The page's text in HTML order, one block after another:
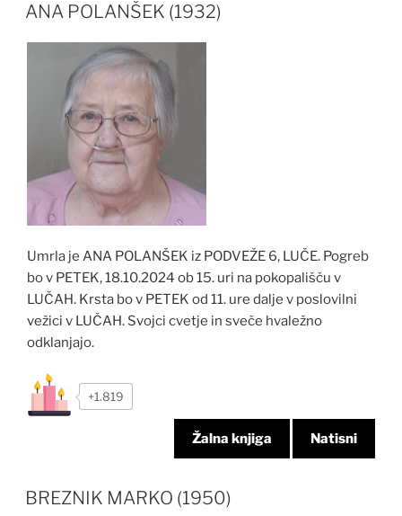
ANA POLANŠEK (1932)
Umrla je ANA POLANŠEK iz PODVEŽE 6, LUČE. Pogreb
bo v PETEK, 18.10.2024 ob 15. uri na pokopališču v
LUČAH. Krsta bo v PETEK od 11. ure dalje v poslovilni
vežici v LUČAH. Svojci cvetje in sveče hvaležno
odklanjajo.
+1.819
Žalna knjiga Natisni
BREZNIK MARKO (1950)